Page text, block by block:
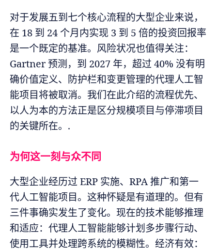
对于发展五到七个核心流程的大型企业来说，
在 18 到 24 个月内实现 3 到 5 倍的投资回报率
是一个既定的基准。风险状况也值得关注：
Gartner 预测，到 2027 年，超过 40% 没有明
确价值定义、防护栏和变更管理的代理人工智
能项目将被取消。我们在此介绍的流程优先、
以人为本的方法正是区分规模项目与停滞项目
的关键所在。.
为何这一刻与众不同
大型企业经历过 ERP 实施、RPA 推广和第一
代人工智能项目。这种怀疑是有道理的。但有
三件事确实发生了变化。现在的技术能够推理
和适应：代理人工智能能够计划多步骤行动、
使用工具并处理跨系统的模糊性。经济有效：